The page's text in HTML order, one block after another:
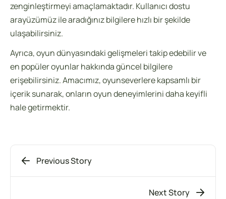
zenginleştirmeyi amaçlamaktadır. Kullanıcı dostu
arayüzümüz ile aradığınız bilgilere hızlı bir şekilde
ulaşabilirsiniz.
Ayrıca, oyun dünyasındaki gelişmeleri takip edebilir ve
en popüler oyunlar hakkında güncel bilgilere
erişebilirsiniz. Amacımız, oyunseverlere kapsamlı bir
içerik sunarak, onların oyun deneyimlerini daha keyifli
hale getirmektir.
Previous Story
Next Story